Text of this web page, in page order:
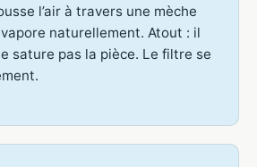
l’air à travers une mèche
naturellement. Atout : il
sature pas la pièce. Le filtre se